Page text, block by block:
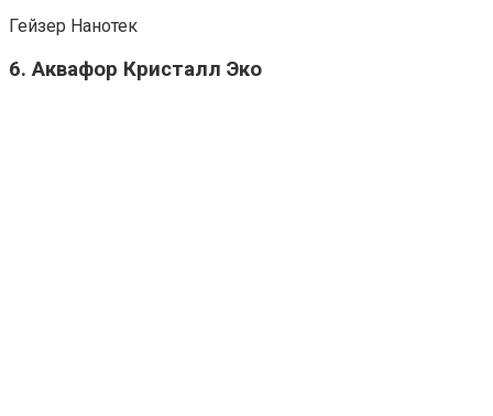
Гейзер Нанотек
6. Аквафор Кристалл Эко